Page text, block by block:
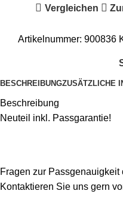
Vergleichen
Artikelnummer: 900836
BESCHREIBUNGZUSÄTZLICHE
Beschreibung
Neuteil inkl. Passgarantie!
Fragen zur
Kontaktieren Sie uns gern